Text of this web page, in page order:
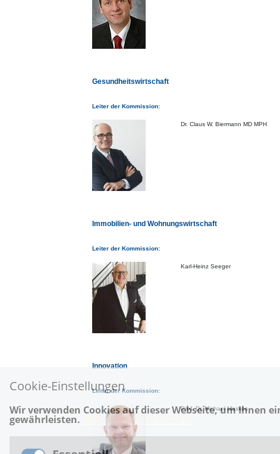
Gesundheitswirtschaft
Leiter der Kommission:
Dr. Claus W. Biermann MD MPH
Immobilien- und Wohnungswirtschaft
Leiter der Kommission:
Karl-Heinz Seeger
Innovation
Leiter der Kommission:
Prof. Dr. Michael Maskos
Cookie-Einstellungen
Wir verwenden Cookies auf dieser Webseite, um Ihnen
gewährleisten. Weitere Informationen